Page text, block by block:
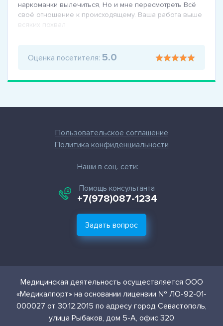
наркоманки вылечиться, Но и мне пересмотреть Всё
своё отношение к происходящему. Ваша работа выше
всяких похвал
Оценка посетителя: 5.0
Пользовательское соглашение
Политика конфиденциальности
Наши в соц. сети:
Помощь консультанта
+7(978)087-1234
Задать вопрос
Медицинская деятельность осуществляется ООО
«Медикалпорт» на основании лицензии № ЛО-92-01-
000027 от 30.12.2015 по адресу город Севастополь,
улица Рыбаков, дом 5-А, офис 320